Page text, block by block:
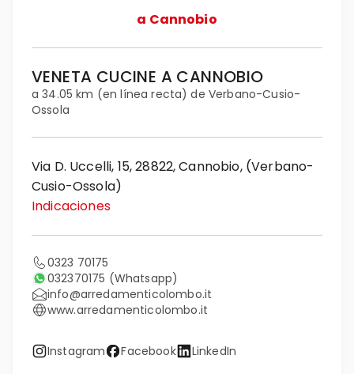
a Cannobio
VENETA CUCINE A CANNOBIO
a 34.05 km (en línea recta) de Verbano-Cusio-
Ossola
Via D. Uccelli, 15, 28822, Cannobio, (Verbano-
Cusio-Ossola)
Indicaciones
0323 70175
032370175 (Whatsapp)
info@arredamenticolombo.it
www.arredamenticolombo.it
Instagram Facebook LinkedIn